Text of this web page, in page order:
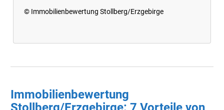
© Immobilienbewertung Stollberg/Erzgebirge
Immobilienbewertung